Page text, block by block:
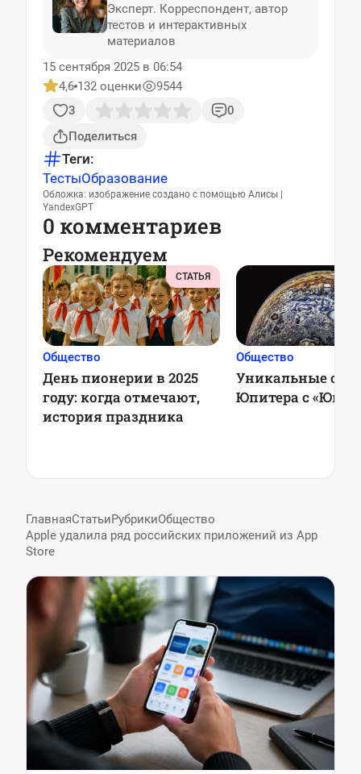
Эксперт. Корреспондент, автор
тестов и интерактивных
материалов
15 сентября 2025 в 06:54
4,6 132 оценки
9544
3
0
Поделиться
Теги:
ТестыОбразование
Обложка: изображение создано с помощью Алисы |
YandexGPT
0 комментариев
Рекомендуем
СТАТЬЯ
Общество
День пионерии в 2025
году: когда отмечают,
история праздника
Общество
Уникальные
Юпитера с
ГлавнаяСтатьиРубрикиОбщество
Apple удалила ряд российских приложений из App
Store